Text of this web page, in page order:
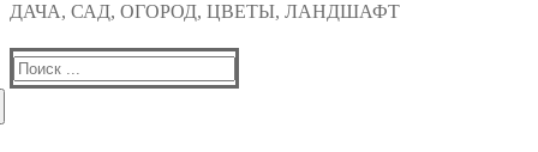
ДАЧА, САД, ОГОРОД, ЦВЕТЫ, ЛАНДШАФТ
Найти: